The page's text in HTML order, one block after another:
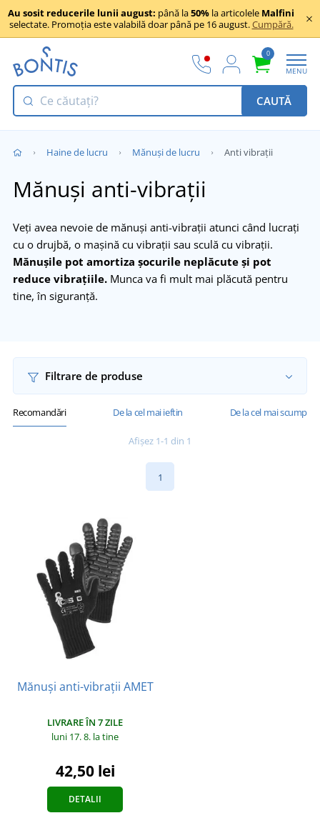
Au sosit reducerile lunii august: până la50% la articolele Malfini
selectate. Promoția este valabilă doar până pe 16 august.Cumpără.
0
MENU
CAUTĂ
Haine de lucru Mănuși de lucru Anti vibrații
Mănuși anti-vibrații
Veți avea nevoie de mănuși anti-vibrații atunci când lucrați
cu o drujbă, o mașină cu vibrații sau sculă cu vibrații.
Mănușile pot amortiza șocurile neplăcute și pot
reduce vibrațiile. Munca va fi mult mai plăcută pentru
tine, în siguranță.
Filtrare de produse
Recomandări De la cel mai ieftin De la cel mai scump
Afișez 1-1 din 1
1
Mănuși anti-vibrații AMET
LIVRARE ÎN 7 ZILE
luni 17. 8. la tine
42,50 lei
DETALII